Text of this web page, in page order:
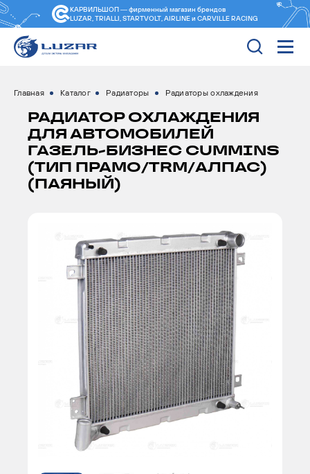
КАРВИЛЬШОП — фирменный магазин брендов
LUZAR, TRIALLI, STARTVOLT, AIRLINE и CARVILLE RACING
Главная Каталог Радиаторы Радиаторы охлаждения
РАДИАТОР ОХЛАЖДЕНИЯ
ДЛЯ АВТОМОБИЛЕЙ
ГАЗЕЛЬ-БИЗНЕС CUMMINS
(ТИП ПРАМО/TRM/АЛПАС)
(ПАЯНЫЙ)